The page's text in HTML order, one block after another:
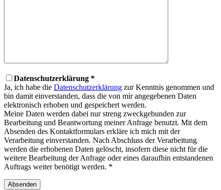
Datenschutzerklärung *
Ja, ich habe die Datenschutzerklärung zur Kenntnis genommen und
bin damit einverstanden, dass die von mir angegebenen Daten
elektronisch erhoben und gespeichert werden.
Meine Daten werden dabei nur streng zweckgebunden zur
Bearbeitung und Beantwortung meiner Anfrage benutzt. Mit dem
Absenden des Kontaktformulars erkläre ich mich mit der
Verarbeitung einverstanden. Nach Abschluss der Verarbeitung
werden die erhobenen Daten gelöscht, insofern diese nicht für die
weitere Bearbeitung der Anfrage oder eines daraufhin entstandenen
Auftrags weiter benötigt werden. *